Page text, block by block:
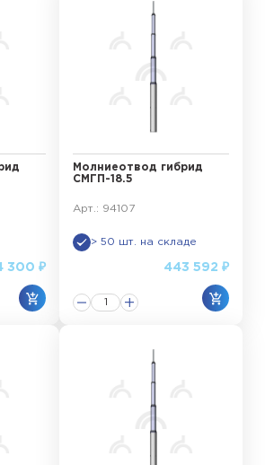
300 ₽
Молниеотвод гибрид
СМГП-18.5
Арт.: 94107
> 50 шт. на складе
443 592 ₽